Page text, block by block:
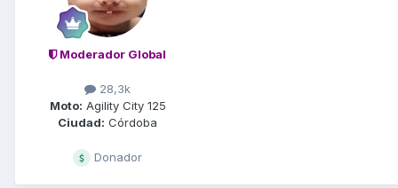
Moderador Global
28,3k
Moto: Agility City 125
Ciudad: Córdoba
Donador